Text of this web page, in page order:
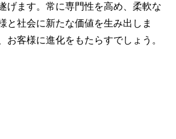
げます。常に専門性を高め、柔軟な
と社会に新たな価値を生み出しま
お客様に進化をもたらすでしょう。